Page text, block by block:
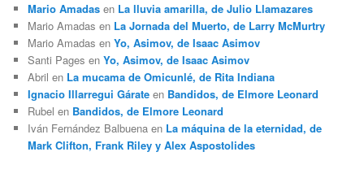
Mario Amadas en La lluvia amarilla, de Julio Llamazares
Mario Amadas en La Jornada del Muerto, de Larry McMurtry
Mario Amadas enYo, Asimov, de Isaac Asimov
Santi Pages enYo, Asimov, de Isaac Asimov
Abril en La mucama de Omicunlé, de Rita Indiana
Ignacio Illarregui Gárate en Bandidos, de Elmore Leonard
Rubel en Bandidos, de Elmore Leonard
Iván Fernández Balbuena en La máquina de la eternidad, de
Mark Clifton, Frank Riley y Alex Aspostolides